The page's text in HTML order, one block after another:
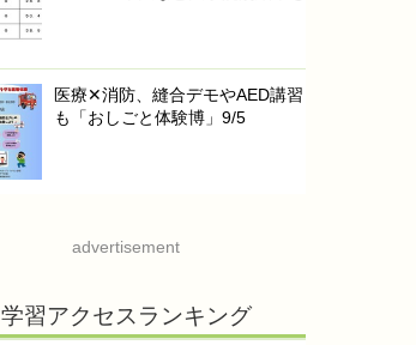
医療✕消防、縫合デモやAED講習
も「おしごと体験博」9/5
advertisement
学習アクセスランキング